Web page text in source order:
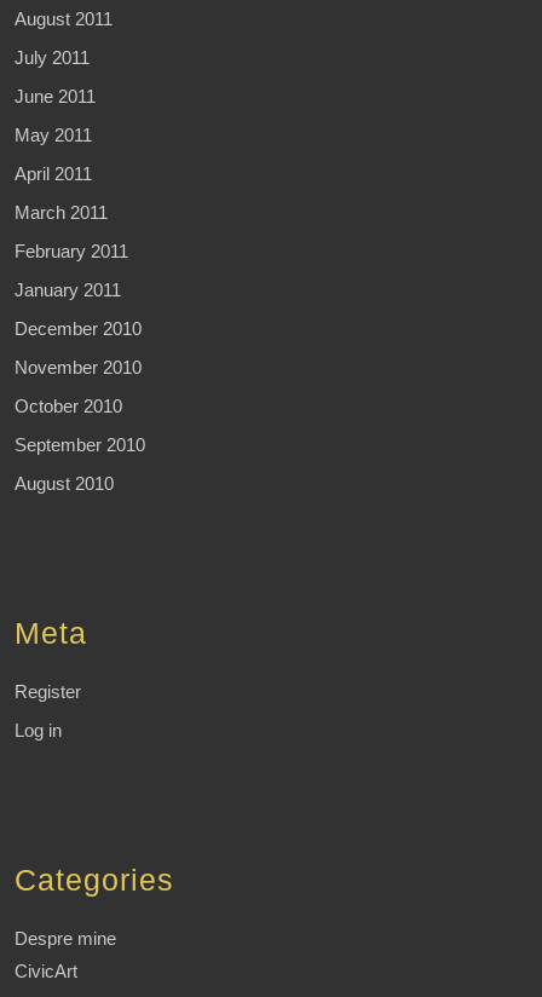
August 2011
July 2011
June 2011
May 2011
April 2011
March 2011
February 2011
January 2011
December 2010
November 2010
October 2010
September 2010
August 2010
Meta
Register
Log in
Categories
Despre mine
CivicArt